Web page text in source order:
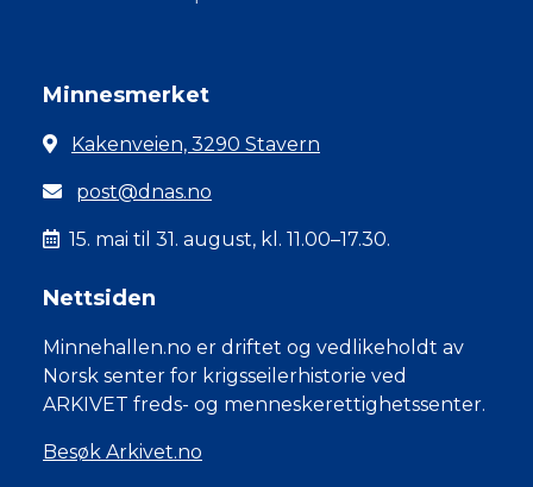
Minnesmerket
Kakenveien, 3290 Stavern
post@dnas.no
15. mai til 31. august, kl. 11.00–17.30.
Nettsiden
Minnehallen.no er driftet og vedlikeholdt av
Norsk senter for krigsseilerhistorie ved
ARKIVET freds- og menneskerettighetssenter.
Besøk Arkivet.no